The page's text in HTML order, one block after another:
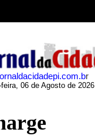
r
06 de Agosto de 2026